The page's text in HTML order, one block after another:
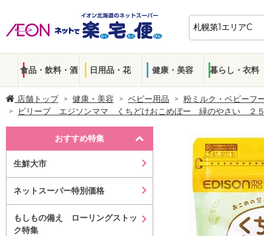
食品・飲料・酒 日用品・花 健康・美容 暮らし・衣料
店舗トップ 健康・美容 ベビー用品
粉ミルク・ベビーフ
ビリーブ エジソンママ くちどけおこめぼー 緑のやさい ２
おすすめ特集
生鮮大市
ネットスーパー特別価格
もしもの備え ローリングストッ
ク特集